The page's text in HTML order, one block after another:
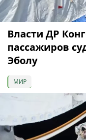
Власти ДР
пассажиров
Эболу
МИР